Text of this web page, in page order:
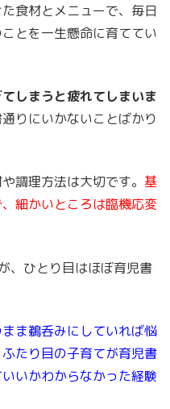
食材とメニューで、毎日
とを一生懸命に育ててい
しまうと疲れてしまいま
りにいかないことばかり
調理方法は大切です。 基
細かいところは臨機応変
、ひとり目はほぼ育児書
ま鵜呑みにしていれば悩
たり目の子育てが育児書
いかわからなかった経験